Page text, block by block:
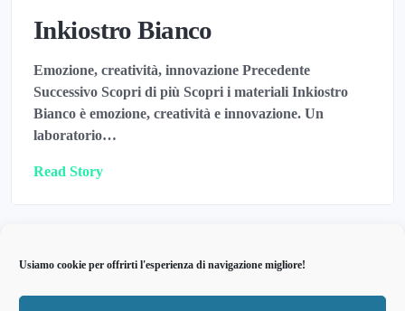
Usiamo cookie per offrirti l'esperienza di navigazione migliore!
Inkiostro Bianco
Emozione, creatività, innovazione Precedente
Successivo Scopri di più Scopri i materiali Inkiostro
Bianco è emozione, creatività e innovazione. Un
laboratorio…
Read Story